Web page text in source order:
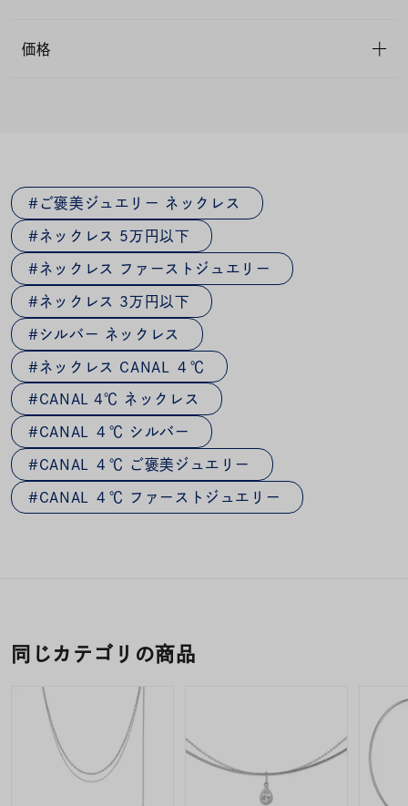
価格
ご褒美ジュエリー ネックレス
ネックレス 5万円以下
ネックレス ファーストジュエリー
ネックレス 3万円以下
シルバー ネックレス
ネックレス CANAL ４℃
CANAL 4℃ ネックレス
CANAL ４℃ シルバー
CANAL ４℃ ご褒美ジュエリー
CANAL ４℃ ファーストジュエリー
同じカテゴリの商品